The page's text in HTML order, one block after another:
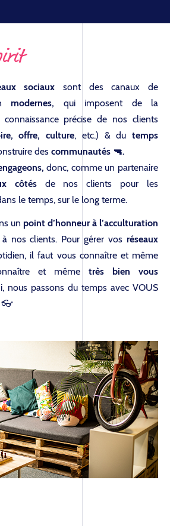
sociaux sont des canaux de
modernes, qui imposent de la
précise de nos clients
offre, culture, etc.) & du temps
descommunautés 🔫.
donc, comme un partenaire
côtésde nos clients pour les
le temps, sur le long terme.
un point d’honneur à l’acculturation
nos clients. Pour gérer vos réseaux
il faut vous connaître et même
et même très bien vous
nous passons du temps avec VOUS
👓